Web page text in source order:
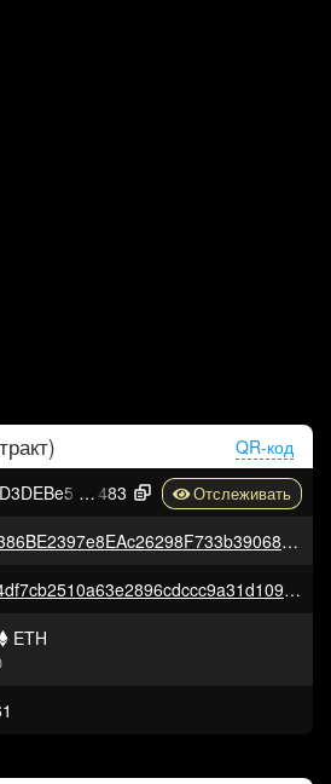
)
QR-код
483
0x52386BE2397e8EAc26298F733b390684203fB580
0x1c4df7cb2510a63e2896cdccc9a31d109e61c528bed66b4d43842e1e2ec0ff98
ETH